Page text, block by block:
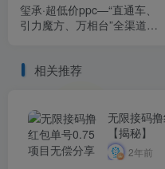
玺承·超低价ppc—“直通车、
引力魔方、万相台”全渠道低
相关推荐
无限接码
【揭秘】
2年前